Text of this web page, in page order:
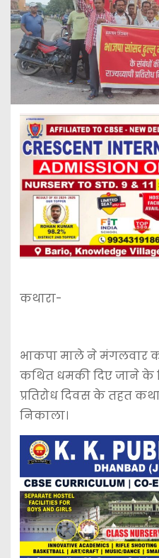
कथारा-
भाकपा माले ने मंगलवार
कथित धमकी दिए जाने के
प्रतिरोध दिवस के तहत
निकाला।